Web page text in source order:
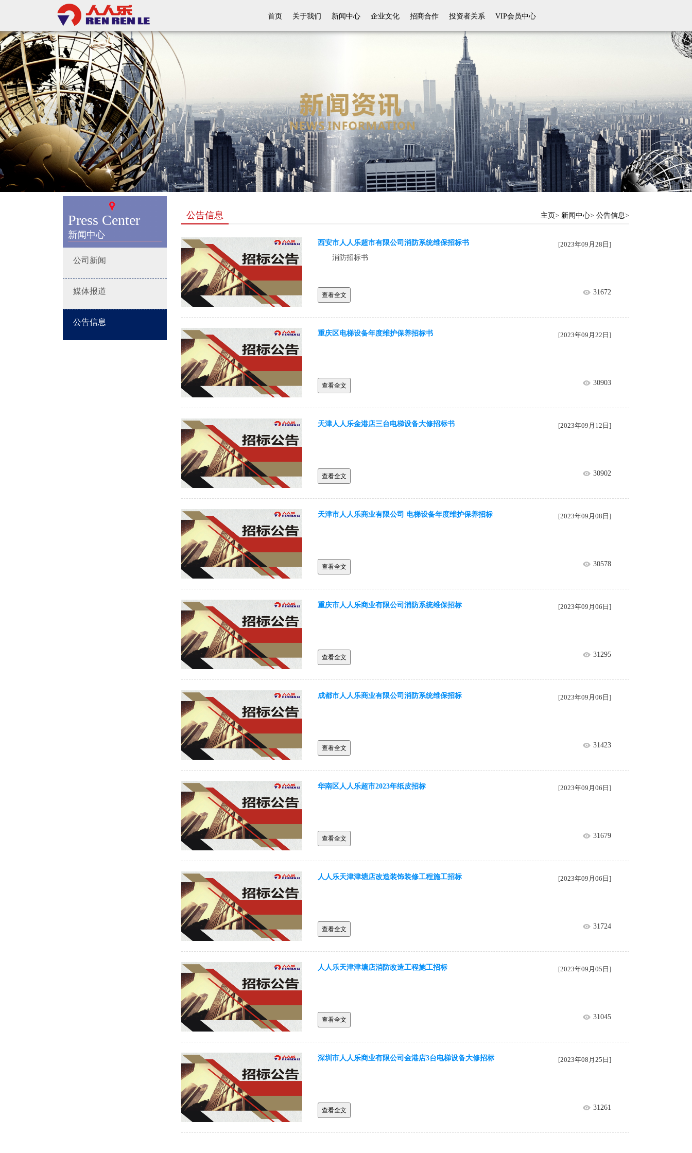
首页 关于我们 新闻中心 企业文化 招商合作 投资者关系 VIP会员中心
Press Center
新闻中心
公司新闻
媒体报道
公告信息
公告信息 主页> 新闻中心> 公告信息>
西安市人人乐超市有限公司消防系统维保招标书
[2023年09月28日]
消防招标书
查看全文 31672
重庆区电梯设备年度维护保养招标书 [2023年09月22日]
查看全文 30903
天津人人乐金港店三台电梯设备大修招标书 [2023年09月12日]
查看全文 30902
天津市人人乐商业有限公司 电梯设备年度维护保养招标 [2023年09月08日]
查看全文 30578
重庆市人人乐商业有限公司消防系统维保招标 [2023年09月06日]
查看全文 31295
成都市人人乐商业有限公司消防系统维保招标 [2023年09月06日]
查看全文 31423
华南区人人乐超市2023年纸皮招标 [2023年09月06日]
查看全文 31679
人人乐天津津塘店改造装饰装修工程施工招标 [2023年09月06日]
查看全文 31724
人人乐天津津塘店消防改造工程施工招标 [2023年09月05日]
查看全文 31045
深圳市人人乐商业有限公司金港店3台电梯设备大修招标 [2023年08月25日]
查看全文 31261